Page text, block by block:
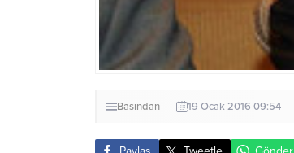
Basından 19 Ocak 2016 09:54